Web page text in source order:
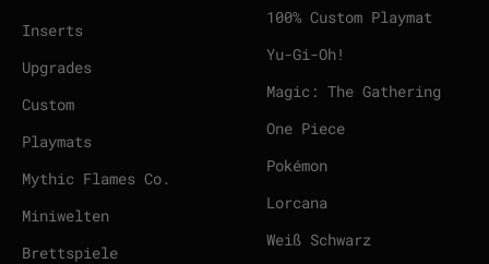
Inserts
Upgrades
Custom
Playmats
Mythic Flames Co.
Miniwelten
Brettspiele
100% Custom Playmat
Yu-Gi-Oh!
Magic: The Gathering
One Piece
Pokémon
Lorcana
Weiß Schwarz